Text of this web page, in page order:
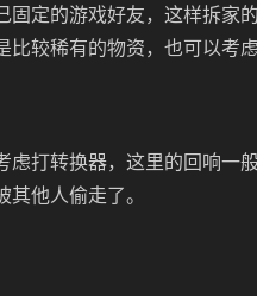
定的游戏好友，这样拆家
较稀有的物资，也可以考虑
打转换器，这里的回响一
他人偷走了。